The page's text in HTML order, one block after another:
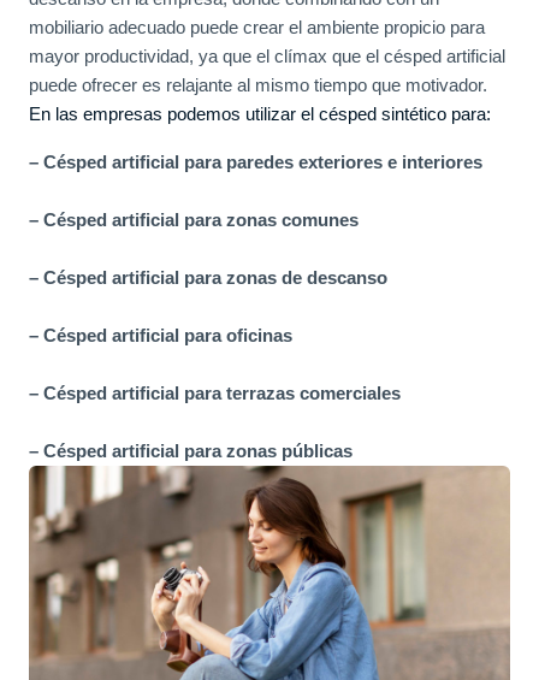
mobiliario adecuado puede crear el ambiente propicio para
mayor productividad, ya que el clímax que el césped artificial
puede ofrecer es relajante al mismo tiempo que motivador.
En las empresas podemos utilizar el césped sintético para:
– Césped artificial para paredes exteriores e interiores
– Césped artificial para zonas comunes
– Césped artificial para zonas de descanso
– Césped artificial para oficinas
– Césped artificial para terrazas comerciales
– Césped artificial para zonas públicas